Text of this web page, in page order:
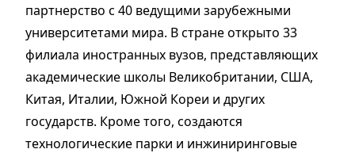
партнерство с 40 ведущими зарубежными
университетами мира. В стране открыто 33
филиала иностранных вузов, представляющих
академические школы Великобритании, США,
Китая, Италии, Южной Кореи и других
государств. Кроме того, создаются
технологические парки и инжиниринговые